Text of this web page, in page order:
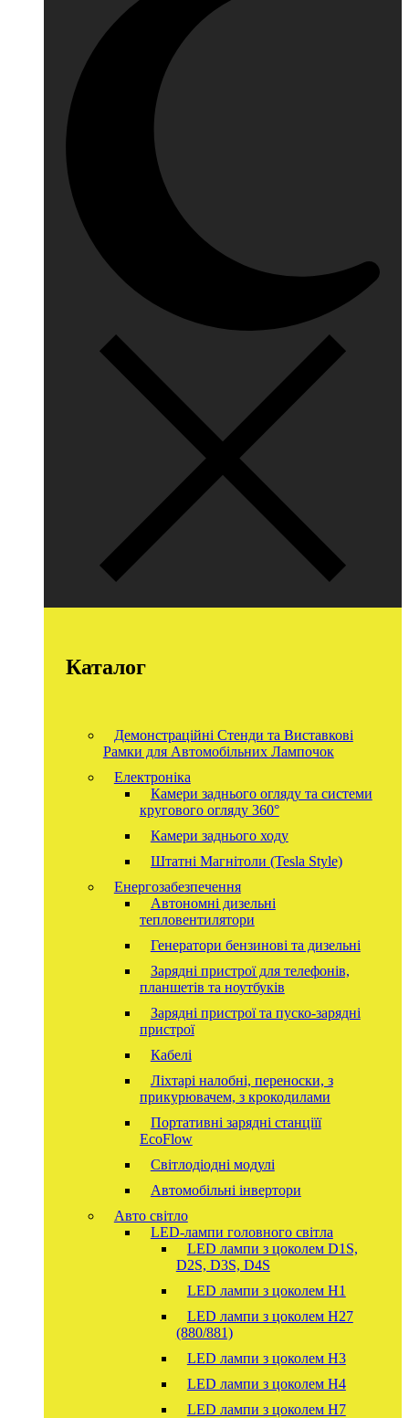
Каталог
Демонстраційні Стенди та Виставкові
Рамки для Автомобільних Лампочок
Електроніка
Камери заднього огляду та системи
кругового огляду 360°
Камери заднього ходу
Штатні Магнітоли (Tesla Style)
Енергозабезпечення
Автономні дизельні
тепловентилятори
Генератори бензинові та дизельні
Зарядні пристрої для телефонів,
планшетів та ноутбуків
Зарядні пристрої та пуско-зарядні
пристрої
Кабелі
Ліхтарі налобні, переноски, з
прикурювачем, з крокодилами
Портативні зарядні станціїї
EcoFlow
Світлодіодні модулі
Автомобільні інвертори
Авто світло
LED-лампи головного світла
LED лампи з цоколем D1S,
D2S, D3S, D4S
LED лампи з цоколем H1
LED лампи з цоколем H27
(880/881)
LED лампи з цоколем H3
LED лампи з цоколем H4
LED лампи з цоколем H7